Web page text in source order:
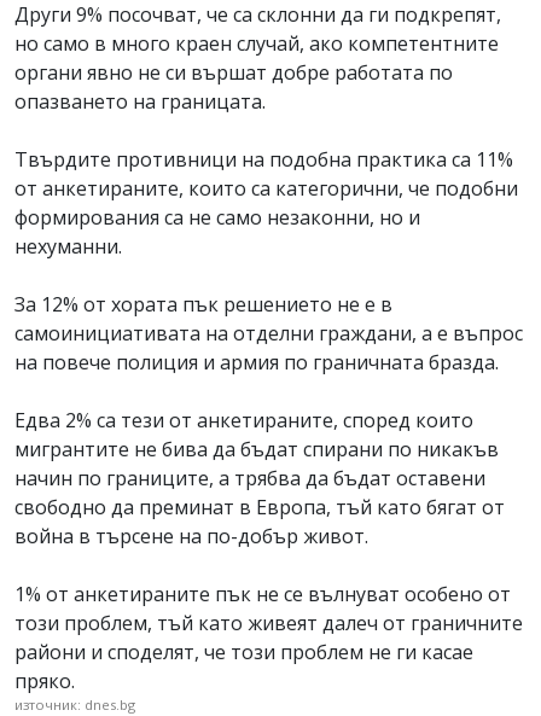
Други 9% посочват, че са склонни да ги подкрепят,
но само в много краен случай, ако компетентните
органи явно не си вършат добре работата по
опазването на границата.
Твърдите противници на подобна практика са 11%
от анкетираните, които са категорични, че подобни
формирования са не само незаконни, но и
нехуманни.
За 12% от хората пък решението не е в
самоинициативата на отделни граждани, а е въпрос
на повече полиция и армия по граничната бразда.
Едва 2% са тези от анкетираните, според които
мигрантите не бива да бъдат спирани по никакъв
начин по границите, а трябва да бъдат оставени
свободно да преминат в Европа, тъй като бягат от
война в търсене на по-добър живот.
1% от анкетираните пък не се вълнуват особено от
този проблем, тъй като живеят далеч от граничните
райони и споделят, че този проблем не ги касае
пряко.
източник: dnes.bg